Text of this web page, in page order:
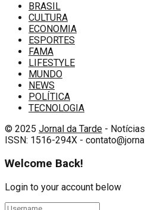
BRASIL
CULTURA
ECONOMIA
ESPORTES
FAMA
LIFESTYLE
MUNDO
NEWS
POLÍTICA
TECNOLOGIA
© 2025 Jornal da Tarde -
ISSN: 1516-294X -
Welcome Back!
Login to your account below